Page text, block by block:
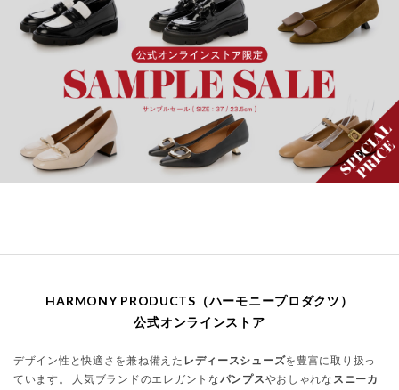
HARMONY PRODUCTS（ハーモニープロダクツ）
公式オンラインストア
デザイン性と快適さを兼ね備えた レディースシューズを豊富に取り扱っ
ています。 人気ブランドのエレガントなパンプスやおしゃれな スニーカ